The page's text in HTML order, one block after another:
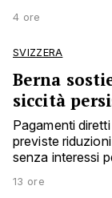
4 ore
SVIZZERA
Berna
siccità
Pagamenti
previste
senza interessi
13 ore